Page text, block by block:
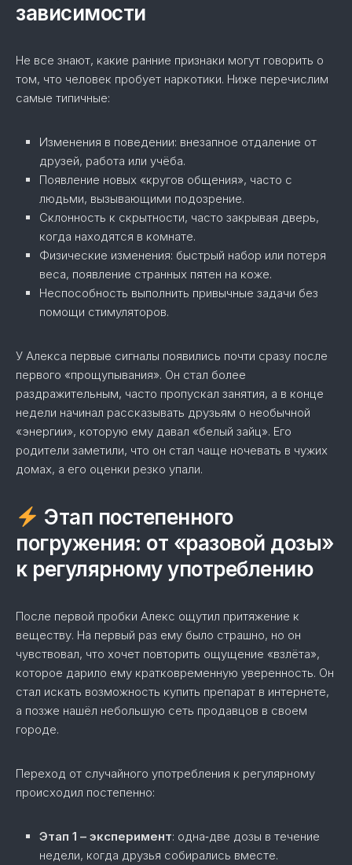
зависимости
Не все знают, какие ранние признаки могут говорить о
том, что человек пробует наркотики. Ниже перечислим
самые типичные:
Изменения в поведении: внезапное отдаление от
друзей, работа или учёба.
Появление новых «кругов общения», часто с
людьми, вызывающими подозрение.
Склонность к скрытности, часто закрывая дверь,
когда находятся в комнате.
Физические изменения: быстрый набор или потеря
веса, появление странных пятен на коже.
Неспособность выполнить привычные задачи без
помощи стимуляторов.
У Алекса первые сигналы появились почти сразу после
первого «прощупывания». Он стал более
раздражительным, часто пропускал занятия, а в конце
недели начинал рассказывать друзьям о необычной
«энергии», которую ему давал «белый зайц». Его
родители заметили, что он стал чаще ночевать в чужих
домах, а его оценки резко упали.
Этап постепенного
погружения: от «разовой дозы»
к регулярному употреблению
После первой пробки Алекс ощутил притяжение к
веществу. На первый раз ему было страшно, но он
чувствовал, что хочет повторить ощущение «взлёта»,
которое дарило ему кратковременную уверенность. Он
стал искать возможность купить препарат в интернете,
а позже нашёл небольшую сеть продавцов в своем
городе.
Переход от случайного употребления к регулярному
происходил постепенно:
Этап 1 – эксперимент: одна‑две дозы в течение
недели, когда друзья собирались вместе.